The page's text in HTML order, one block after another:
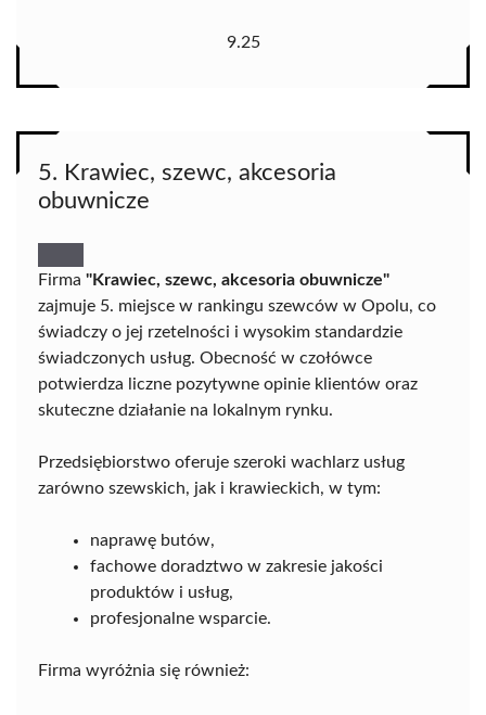
9.25
5. Krawiec, szewc, akcesoria
obuwnicze
Firma "Krawiec, szewc, akcesoria obuwnicze"
zajmuje 5. miejsce w rankingu szewców w Opolu, co
świadczy o jej rzetelności i wysokim standardzie
świadczonych usług. Obecność w czołówce
potwierdza liczne pozytywne opinie klientów oraz
skuteczne działanie na lokalnym rynku.
Przedsiębiorstwo oferuje szeroki wachlarz usług
zarówno szewskich, jak i krawieckich, w tym:
naprawę butów,
fachowe doradztwo w zakresie jakości
produktów i usług,
profesjonalne wsparcie.
Firma wyróżnia się również: